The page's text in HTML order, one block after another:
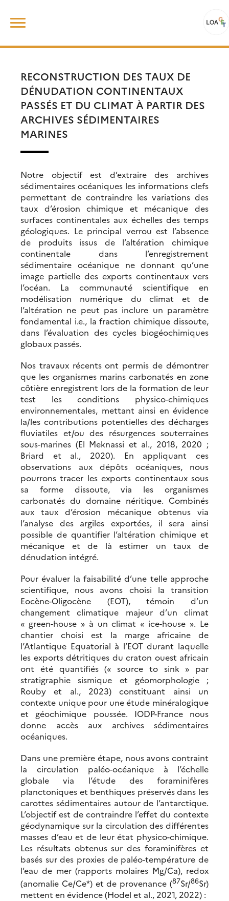
content
RECONSTRUCTION DES TAUX DE
DÉNUDATION CONTINENTAUX
PASSÉS ET DU CLIMAT À PARTIR DES
ARCHIVES SÉDIMENTAIRES
MARINES
Notre objectif est d’extraire des archives
sédimentaires océaniques les informations clefs
permettant de contraindre les variations des
taux d’érosion chimique et mécanique des
surfaces continentales aux échelles des temps
géologiques. Le principal verrou est l’absence
de produits issus de l’altération chimique
continentale dans l’enregistrement
sédimentaire océanique ne donnant qu’une
image partielle des exports continentaux vers
l’océan. La communauté scientifique en
modélisation numérique du climat et de
l’altération ne peut pas inclure un paramètre
fondamental i.e., la fraction chimique dissoute,
dans l’évaluation des cycles biogéochimiques
globaux passés.
Nos travaux récents ont permis de démontrer
que les organismes marins carbonatés en zone
côtière enregistrent lors de la formation de leur
test les conditions physico-chimiques
environnementales, mettant ainsi en évidence
la/les contributions potentielles des décharges
fluviatiles et/ou des résurgences souterraines
sous-marines (El Meknassi et al., 2018, 2020 ;
Briard et al., 2020). En appliquant ces
observations aux dépôts océaniques, nous
pourrons tracer les exports continentaux sous
sa forme dissoute, via les organismes
carbonatés du domaine néritique. Combinés
aux taux d’érosion mécanique obtenus via
l’analyse des argiles exportées, il sera ainsi
possible de quantifier l’altération chimique et
mécanique et de là estimer un taux de
dénudation intégré.
Pour évaluer la faisabilité d’une telle approche
scientifique, nous avons choisi la transition
Eocène-Oligocène (EOT), témoin d’un
changement climatique majeur d’un climat
« green-house » à un climat « ice-house ». Le
chantier choisi est la marge africaine de
l’Atlantique Equatorial à l’EOT durant laquelle
les exports détritiques du craton ouest africain
ont été quantifiés (« source to sink » par
stratigraphie sismique et géomorphologie ;
Rouby et al., 2023) constituant ainsi un
contexte unique pour une étude minéralogique
et géochimique poussée. IODP-France nous
donne accès aux archives sédimentaires
océaniques.
Dans une première étape, nous avons contraint
la circulation paléo-océanique à l’échelle
globale via l’étude des foraminifères
planctoniques et benthiques préservés dans les
carottes sédimentaires autour de l’antarctique.
L’objectif est de contraindre l’effet du contexte
géodynamique sur la circulation des différentes
masses d’eau et de leur état physico-chimique.
Les résultats obtenus sur des foraminifères et
basés sur des proxies de paléo-température de
l’eau de mer (rapports molaires Mg/Ca), redox
(anomalie Ce/Ce*) et de provenance (87Sr/86Sr)
mettent en évidence (Hodel et al., 2021, 2022) :